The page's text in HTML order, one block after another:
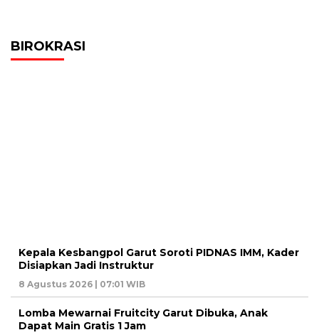
BIROKRASI
Kepala Kesbangpol Garut Soroti PIDNAS IMM, Kader
Disiapkan Jadi Instruktur
8 Agustus 2026 | 07:01 WIB
Lomba Mewarnai Fruitcity Garut Dibuka, Anak
Dapat Main Gratis 1 Jam